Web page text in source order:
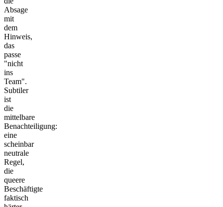
Absage
mit
dem
Hinweis,
das
passe
"nicht
ins
Team".
Subtiler
ist
die
mittelbare
Benachteiligung:
eine
scheinbar
neutrale
Regel,
die
queere
Beschäftigte
faktisch